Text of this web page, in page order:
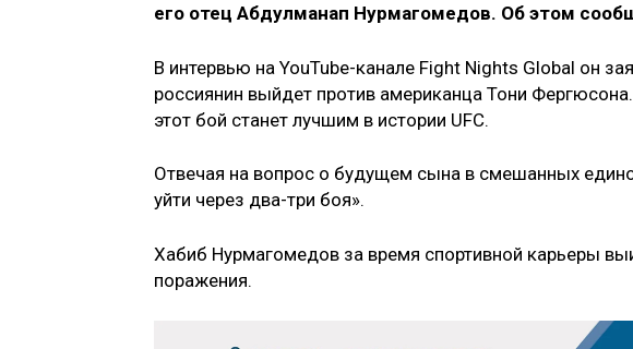
его отец Абдулманап Нурмагомедов. Об этом
В интервью на YouTube-канале Fight Nights Global он
россиянин выйдет против американца Тони
этот бой станет лучшим в истории UFC.
Отвечая на вопрос о будущем сына в смешанных
уйти через два-три боя».
Хабиб Нурмагомедов за время спортивной карьеры
поражения.